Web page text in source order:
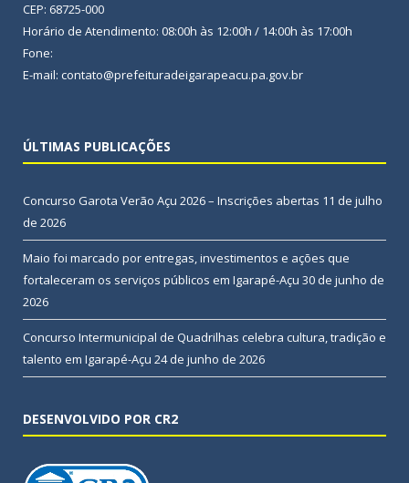
CEP: 68725-000
Horário de Atendimento: 08:00h às 12:00h / 14:00h às 17:00h
Fone:
E-mail: contato@prefeituradeigarapeacu.pa.gov.br
ÚLTIMAS PUBLICAÇÕES
Concurso Garota Verão Açu 2026 – Inscrições abertas 11 de julho
de 2026
Maio foi marcado por entregas, investimentos e ações que
fortaleceram os serviços públicos em Igarapé-Açu 30 de junho de
2026
Concurso Intermunicipal de Quadrilhas celebra cultura, tradição e
talento em Igarapé-Açu 24 de junho de 2026
DESENVOLVIDO POR CR2